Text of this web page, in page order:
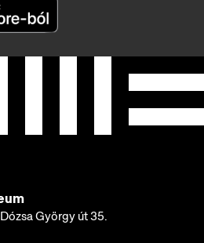
György út 35.